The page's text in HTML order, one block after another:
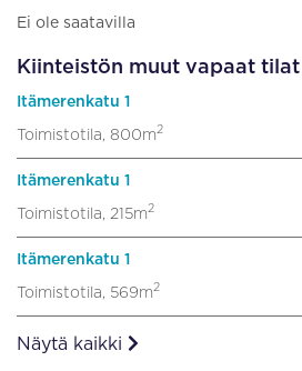
Ei ole saatavilla
Kiinteistön muut vapaat tilat
Itämerenkatu 1
Toimistotila, 800m2
Itämerenkatu 1
Toimistotila, 215m2
Itämerenkatu 1
Toimistotila, 569m2
Näytä kaikki